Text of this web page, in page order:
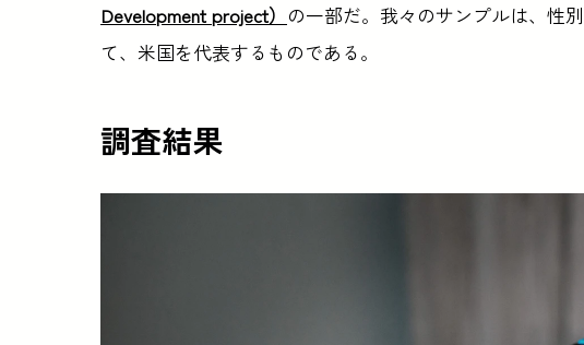
Development project） の一部だ。我々のサンプルは、性
て、米国を代表するものである。
調査結果